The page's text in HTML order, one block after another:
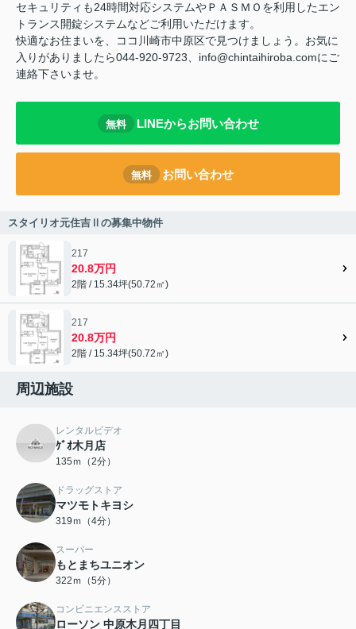
セキュリティも24時間対応システムやＰＡＳＭＯを利用したエン
トランス開錠システムなどご利用いただけます。
快適なお住まいを、ココ川崎市中原区で見つけましょう。お気に
入りがありましたら044-920-9723、info@chintaihiroba.comにご
連絡下さいませ。
無料 LINEからお問い合わせ
無料 お問い合わせ
スタイリオ元住吉Ⅱの募集中物件
217
20.8万円
2階 / 15.34坪(50.72㎡)
217
20.8万円
2階 / 15.34坪(50.72㎡)
周辺施設
レンタルビデオ
ｹﾞｵ木月店
135ｍ（2分）
ドラッグストア
マツモトキヨシ
319ｍ（4分）
スーパー
もとまちユニオン
322ｍ（5分）
コンビニエンスストア
ローソン 中原木月四丁目